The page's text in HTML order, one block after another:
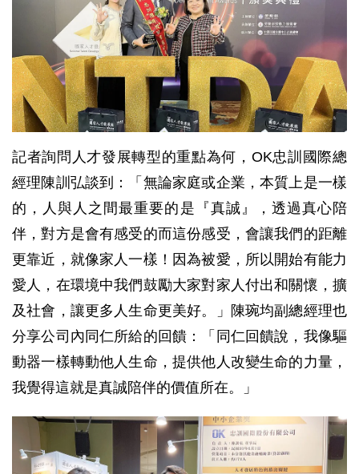
記者詢問人才發展轉型的重點為何，OK忠訓國際總
經理陳訓弘談到：「無論家庭或企業，本質上是一樣
的，人與人之間最重要的是『真誠』，透過真心陪
伴，對方是會有感受的而這份感受，會讓我們的距離
更靠近，就像家人一樣！因為被愛，所以開始有能力
愛人，在環境中我們鼓勵大家對家人付出和關懷，擴
及社會，讓更多人生命更美好。」陳琬均副總經理也
分享公司內同仁所給的回饋：「同仁回饋說，我像驅
動器一樣轉動他人生命，提供他人改變生命的力量，
我覺得這就是真誠陪伴的價值所在。」